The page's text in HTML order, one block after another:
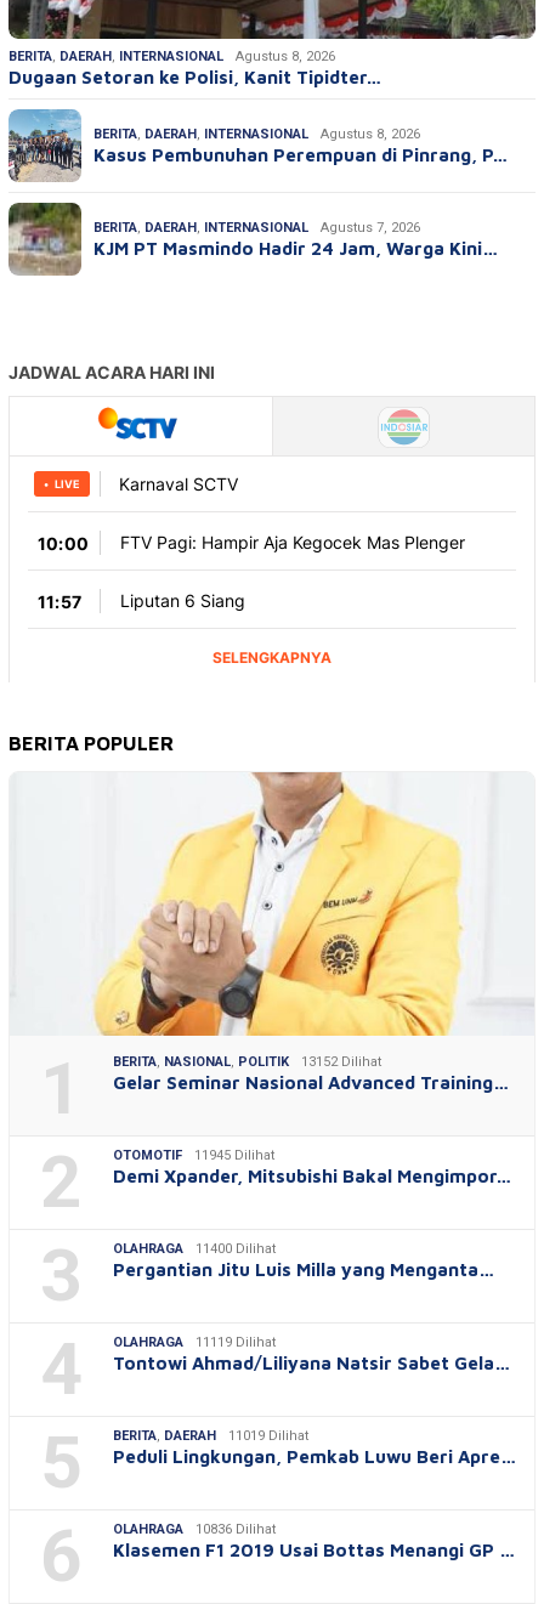
BERITA, DAERAH, INTERNASIONAL Agustus 8, 2026
Dugaan Setoran ke Polisi, Kanit Tipidter…
BERITA, DAERAH, INTERNASIONAL Agustus 8, 2026
Kasus Pembunuhan Perempuan di Pinrang, P…
BERITA, DAERAH, INTERNASIONAL Agustus 7, 2026
KJM PT Masmindo Hadir 24 Jam, Warga Kini…
BERITA POPULER
1 BERITA, NASIONAL, POLITIK 13152 Dilihat
Gelar Seminar Nasional Advanced Training…
2 OTOMOTIF 11945 Dilihat
Demi Xpander, Mitsubishi Bakal Mengimpor…
3 OLAHRAGA 11400 Dilihat
Pergantian Jitu Luis Milla yang Menganta…
4 OLAHRAGA 11119 Dilihat
Tontowi Ahmad/Liliyana Natsir Sabet Gela…
5 BERITA, DAERAH 11019 Dilihat
Peduli Lingkungan, Pemkab Luwu Beri Apre…
6 OLAHRAGA 10836 Dilihat
Klasemen F1 2019 Usai Bottas Menangi GP …